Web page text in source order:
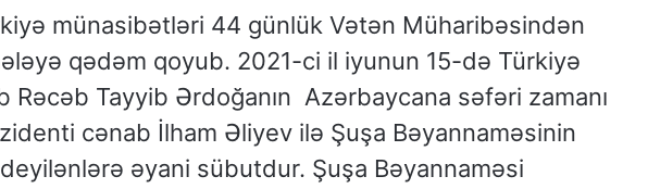
münasibətləri 44 günlük Vətən Müharibəsindən
qədəm qoyub. 2021-ci il iyunun 15-də Türkiyə
Rəcəb Tayyib Ərdoğanın Azərbaycana səfəri zamanı
cənab İlham Əliyev ilə Şuşa Bəyannaməsinin
əyani sübutdur. Şuşa Bəyannaməsi